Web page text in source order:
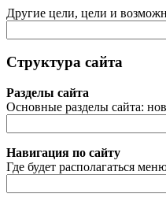
Другие цели, цели и
Структура сайта
Разделы сайта
Основные разделы сайта:
Навигация по сайту
Где будет располагаться